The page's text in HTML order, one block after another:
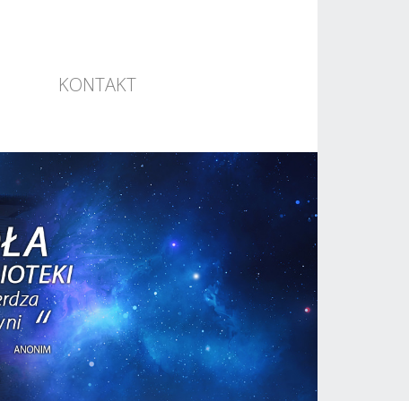
KONTAKT